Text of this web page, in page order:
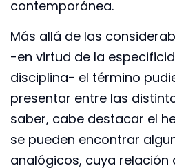
contemporánea.
Más allá de las
-en virtud de la
disciplina- el término
presentar entre las
saber, cabe destacar el
se pueden encontrar
analógicos, cuya relación